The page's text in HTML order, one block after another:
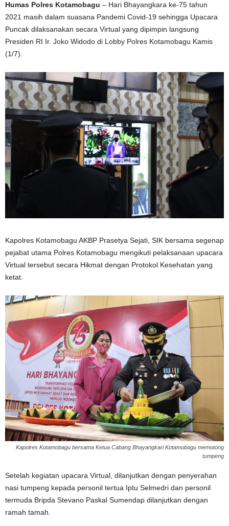
Humas Polres Kotamobagu – Hari Bhayangkara ke-75 tahun
2021 masih dalam suasana Pandemi Covid-19 sehingga Upacara
Puncak dilaksanakan secara Virtual yang dipimpin langsung
Presiden RI Ir. Joko Widodo di Lobby Polres Kotamobagu Kamis
(1/7).
Kapolres Kotamobagu AKBP Prasetya Sejati, SIK bersama segenap
pejabat utama Polres Kotamobagu mengikuti pelaksanaan upacara
Virtual tersebut secara Hikmat dengan Protokol Kesehatan yang
ketat.
Kapolres Kotamobagu bersama Ketua Cabang Bhayangkari Kotamobagu memotong
tumpeng
Setelah kegiatan upacara Virtual, dilanjutkan dengan penyerahan
nasi tumpeng kepada personil tertua Iptu Selmedri dan personil
termuda Bripda Stevano Paskal Sumendap dilanjutkan dengan
ramah tamah.